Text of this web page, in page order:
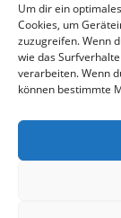
Um dir ein
Cookies, um
zuzugreifen. Wenn
wie das
verarbeiten. Wenn
können bestimmte
27.
Our new
12.